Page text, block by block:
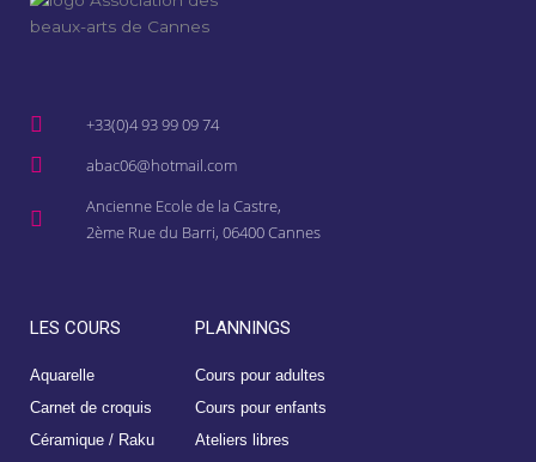
+33(0)4 93 99 09 74
abac06@hotmail.com
Ancienne Ecole de la Castre,
2ème Rue du Barri, 06400 Cannes
LES COURS
Aquarelle
Carnet de croquis
Céramique / Raku
PLANNINGS
Cours pour adultes
Cours pour enfants
Ateliers libres